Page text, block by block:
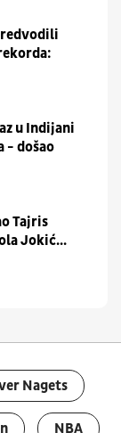
u Indijani
- došao
Tajris
Jokić...
Nagets
NBA